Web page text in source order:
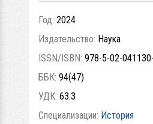
Год: 2024
Издательство: Наука
ISSN/ISBN: 978-5-02-
ББК: 94(47)
УДК: 63.3
Специализации: История